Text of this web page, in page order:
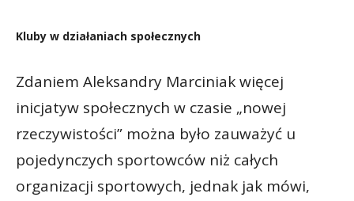
Kluby w działaniach społecznych
Zdaniem Aleksandry Marciniak więcej
inicjatyw społecznych w czasie „nowej
rzeczywistości” można było zauważyć u
pojedynczych sportowców niż całych
organizacji sportowych, jednak jak mówi,